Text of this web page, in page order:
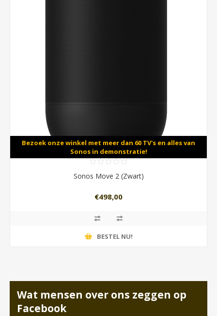
Bezoek onze winkel met meer dan 60 TV's en alles van
Sonos in demonstratie!
Sonos Move 2 (Zwart)
€498,00
BESTEL NU!
Wat mensen over ons zeggen op
Facebook